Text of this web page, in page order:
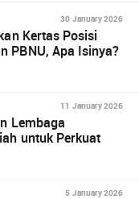
30 January 2026
Kertas Posisi
PBNU, Apa Isinya?
11 January 2026
Lembaga
untuk Perkuat
5 January 2026